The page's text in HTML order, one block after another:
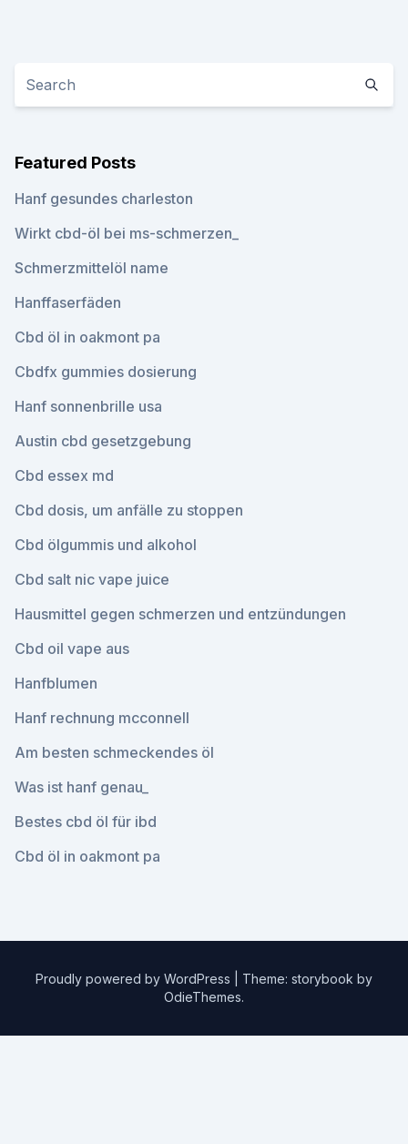
Featured Posts
Hanf gesundes charleston
Wirkt cbd-öl bei ms-schmerzen_
Schmerzmittelöl name
Hanffaserfäden
Cbd öl in oakmont pa
Cbdfx gummies dosierung
Hanf sonnenbrille usa
Austin cbd gesetzgebung
Cbd essex md
Cbd dosis, um anfälle zu stoppen
Cbd ölgummis und alkohol
Cbd salt nic vape juice
Hausmittel gegen schmerzen und entzündungen
Cbd oil vape aus
Hanfblumen
Hanf rechnung mcconnell
Am besten schmeckendes öl
Was ist hanf genau_
Bestes cbd öl für ibd
Cbd öl in oakmont pa
Proudly powered by WordPress
Theme: storybook by
OdieThemes.